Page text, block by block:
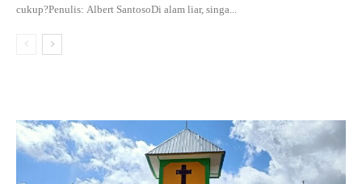
cukup?Penulis: Albert SantosoDi alam liar, singa...